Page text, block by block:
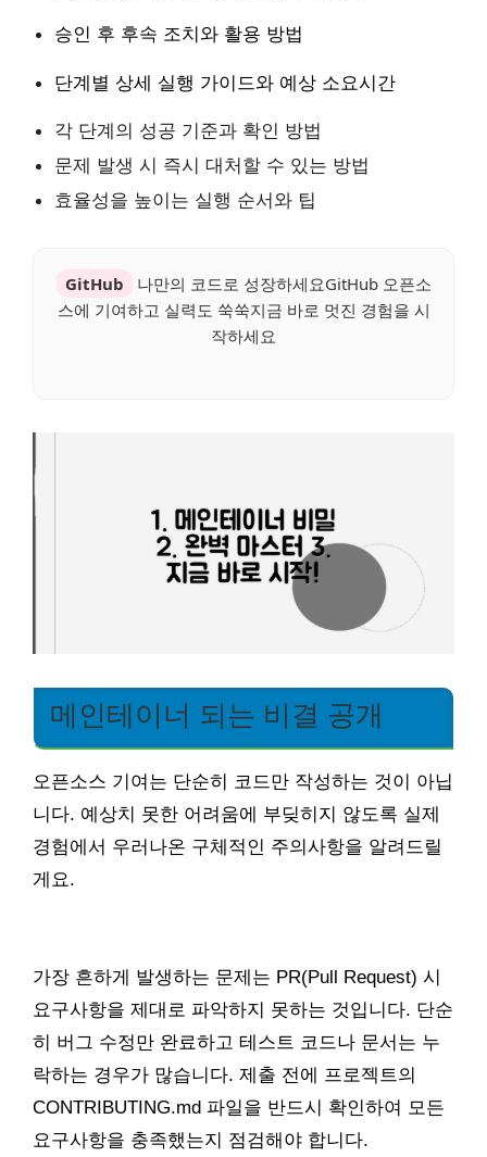
승인 후 후속 조치와 활용 방법
단계별 상세 실행 가이드와 예상 소요시간
각 단계의 성공 기준과 확인 방법
문제 발생 시 즉시 대처할 수 있는 방법
효율성을 높이는 실행 순서와 팁
GitHub
나만의 코드로 성장하세요GitHub 오픈소
스에 기여하고 실력도 쑥쑥지금 바로 멋진 경험을 시
작하세요
메인테이너 되는 비결 공개
오픈소스 기여는 단순히 코드만 작성하는 것이 아닙
니다. 예상치 못한 어려움에 부딪히지 않도록 실제
경험에서 우러나온 구체적인 주의사항을 알려드릴
게요.
가장 흔하게 발생하는 문제는 PR(Pull Request) 시
요구사항을 제대로 파악하지 못하는 것입니다. 단순
히 버그 수정만 완료하고 테스트 코드나 문서는 누
락하는 경우가 많습니다. 제출 전에 프로젝트의
CONTRIBUTING.md 파일을 반드시 확인하여 모든
요구사항을 충족했는지 점검해야 합니다.